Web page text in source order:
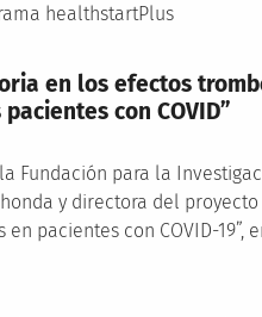
healthstartPlus
en los efectos
con COVID”
Fundación para la
y directora del
pacientes con COVID-19”,